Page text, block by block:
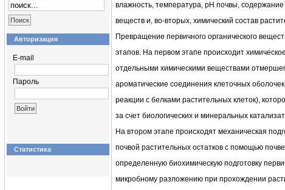
Авторизация
E-mail
Пароль
Статистика
влажность, температура, рН почвы,
веществ и, во-вторых, химический состав
Превращение первичного органического
этапов. На первом этапе происходит
отдельными химическими веществами
ароматические соединения клеточных оболочек
реакции с белками растительных клеток),
за счет биологических и минеральных
На втором этапе происходят механическая
почвой растительных остатков с помощью
определенную биохимическую подготовку
микробному разложению при прохождении